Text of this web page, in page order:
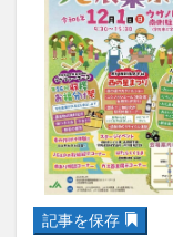
記事を保存